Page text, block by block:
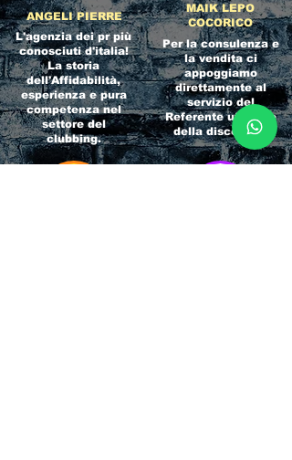
ANGELI PIERRE
L'agenzia dei pr più
conosciuti d'italia!
La storia
dell'Affidabilità,
esperienza e pura
competenza nel
settore del
clubbing.
MAIK LEPO
COCORICO
Per la consulenza e
la vendita ci
appoggiamo
direttamente al
servizio del
Referente ufficiale
della discoteca!